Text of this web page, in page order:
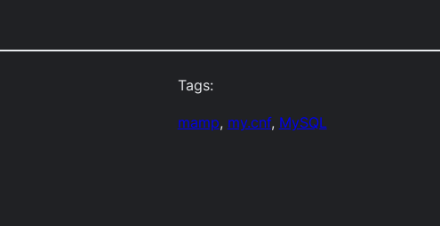
Tags:
mamp, my.cnf, MySQL